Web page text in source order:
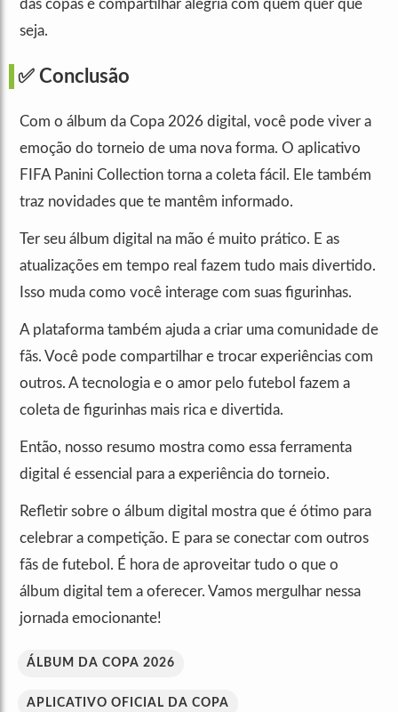
das copas e compartilhar alegria com quem quer que
seja.
✅ Conclusão
Com o álbum da Copa 2026 digital, você pode viver a
emoção do torneio de uma nova forma. O aplicativo
FIFA Panini Collection torna a coleta fácil. Ele também
traz novidades que te mantêm informado.
Ter seu álbum digital na mão é muito prático. E as
atualizações em tempo real fazem tudo mais divertido.
Isso muda como você interage com suas figurinhas.
A plataforma também ajuda a criar uma comunidade de
fãs. Você pode compartilhar e trocar experiências com
outros. A tecnologia e o amor pelo futebol fazem a
coleta de figurinhas mais rica e divertida.
Então, nosso resumo mostra como essa ferramenta
digital é essencial para a experiência do torneio.
Refletir sobre o álbum digital mostra que é ótimo para
celebrar a competição. E para se conectar com outros
fãs de futebol. É hora de aproveitar tudo o que o
álbum digital tem a oferecer. Vamos mergulhar nessa
jornada emocionante!
ÁLBUM DA COPA 2026
APLICATIVO OFICIAL DA COPA